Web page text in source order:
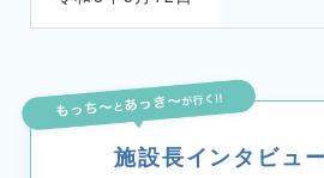
施設長インタビュ